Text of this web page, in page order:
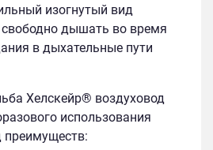
изогнутый вид
свободно дышать во время
в дыхательные пути
Хелскейр® воздуховод
использования
преимуществ: